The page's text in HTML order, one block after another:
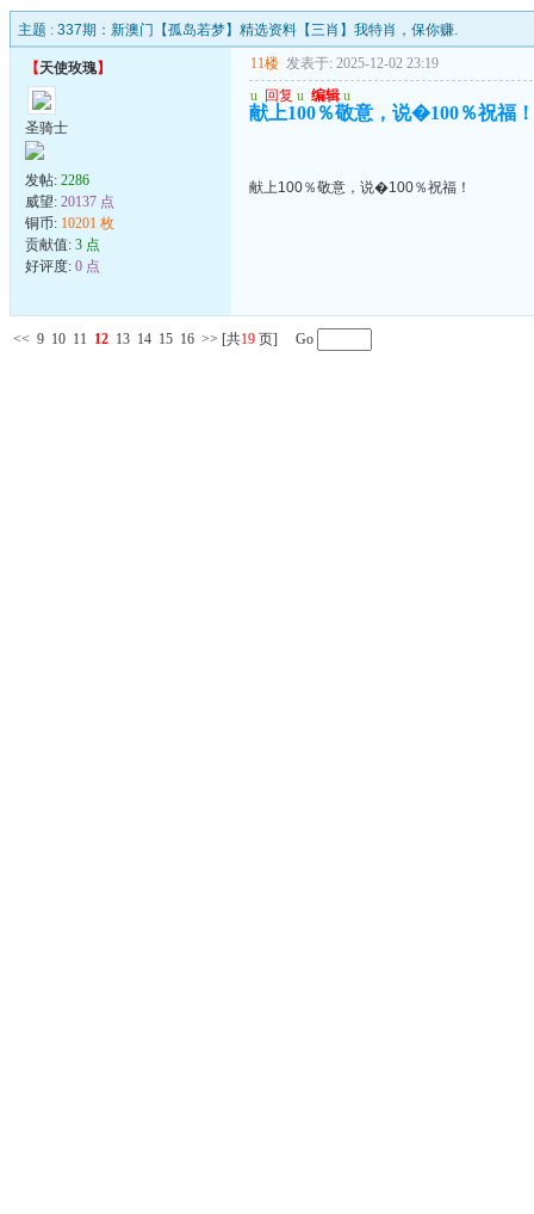
主题 : 337期：新澳门【孤岛若梦】精选资料【三肖】我特肖，保你赚.
【天使玫瑰】
圣骑士
发帖: 2286
威望: 20137 点
铜币: 10201 枚
贡献值: 3 点
好评度: 0 点
11楼 发表于: 2025-12-02 23:19
u 回复 u 编辑 u
献上100％敬意，说�100％祝福！
献上100％敬意，说�100％祝福！
<< 9 10 11 12 13 14 15 16 >> [共19 页] Go